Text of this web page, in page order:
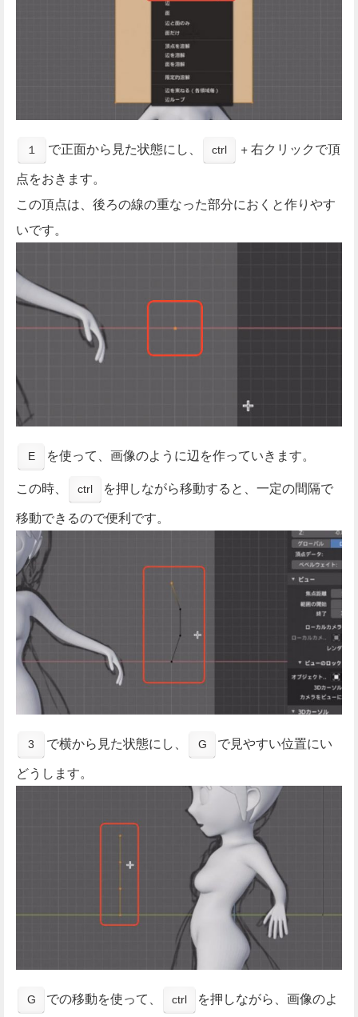
１ で正面から見た状態にし、 ctrl
+ 右クリックで頂
点をおきます。
この頂点は、後ろの線の重なった部分におくと作りやす
いです。
E
を使って、画像のように辺を作っていきます。
この時、
ctrl
を押しながら移動すると、一定の間隔で
移動できるので便利です。
3 で横から見た状態にし、 G
で見やすい位置にい
どうします。
G での移動を使って、 ctrl
を押しながら、画像のよ